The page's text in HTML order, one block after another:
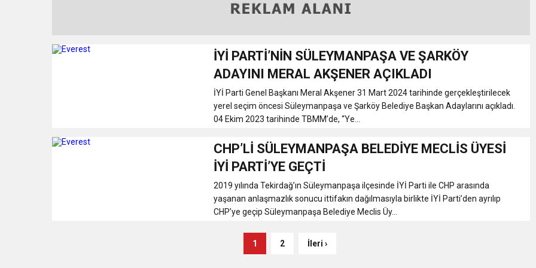
İYİ PARTİ’NİN SÜLEYMANPAŞA VE ŞARKÖY
ADAYINI MERAL AKŞENER AÇIKLADI
İYİ Parti Genel Başkanı Meral Akşener 31 Mart 2024 tarihinde gerçekleştirilecek
yerel seçim öncesi Süleymanpaşa ve Şarköy Belediye Başkan Adaylarını açıkladı.
04 Ekim 2023 tarihinde TBMM’de, “Ye...
CHP’Lİ SÜLEYMANPAŞA BELEDİYE MECLİS ÜYESİ
İYİ PARTİ’YE GEÇTİ
2019 yılında Tekirdağ’ın Süleymanpaşa ilçesinde İYİ Parti ile CHP arasında
yaşanan anlaşmazlık sonucu ittifakın dağılmasıyla birlikte İYİ Parti’den ayrılıp
CHP’ye geçip Süleymanpaşa Belediye Meclis Üy...
1 2 İleri ›